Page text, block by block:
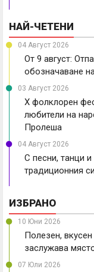
НАЙ-ЧЕТЕНИ
04 Август 2026
От 9 август:
обозначаване
03 Август 2026
X фолклорен
любители на
Пролеша
04 Август 2026
С песни, танци
традиционния
ИЗБРАНО
10 Юни 2026
Полезен,
заслужава
07 Юли 2026